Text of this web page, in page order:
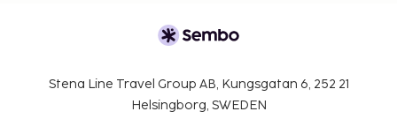
Stena Line Travel Group AB, Kungsgatan 6, 252 21
Helsingborg, SWEDEN